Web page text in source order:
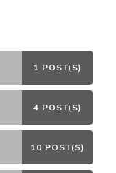
1 POST(S)
4 POST(S)
10 POST(S)